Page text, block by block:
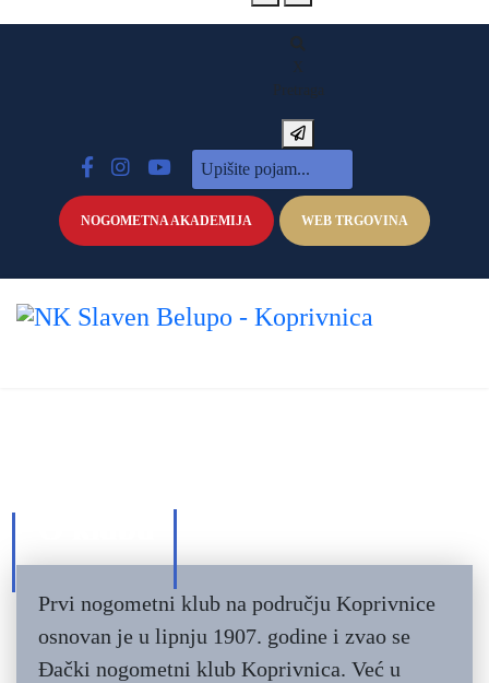
X
Pretraga
NOGOMETNA AKADEMIJA WEB TRGOVINA
Prvi nogometni klub na području Koprivnice
osnovan je u lipnju 1907. godine i zvao se
Đački nogometni klub Koprivnica. Već u